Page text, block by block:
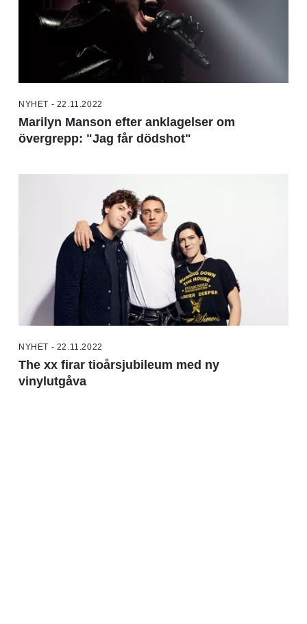
NYHET - 22.11.2022
Marilyn Manson efter anklagelser om
övergrepp: "Jag får dödshot"
NYHET - 22.11.2022
The xx firar tioårsjubileum med ny
vinylutgåva